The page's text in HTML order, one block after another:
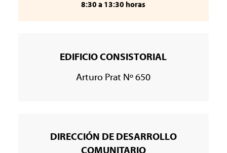
8:30 a 13:30 horas
EDIFICIO CONSISTORIAL
Arturo Prat Nº 650
DIRECCIÓN DE DESARROLLO
COMUNITARIO